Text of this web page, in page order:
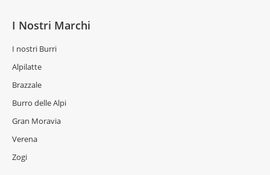
I Nostri Marchi
I nostri Burri
Alpilatte
Brazzale
Burro delle Alpi
Gran Moravia
Verena
Zogi